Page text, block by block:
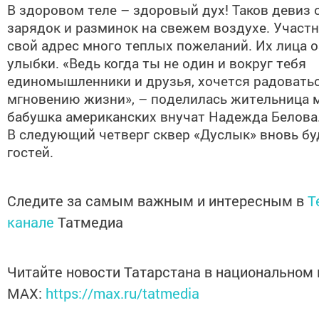
В здоровом теле – здоровый дух! Таков девиз
зарядок и разминок на свежем воздухе.
свой адрес много теплых пожеланий. Их лица
улыбки. «Ведь когда ты не один и вокруг тебя
единомышленники и друзья, хочется
мгновению жизни», – поделилась жительница
бабушка американских внучат Надежда
В следующий четверг сквер «Дуслык» вновь
гостей.
Следите за самым важным и интересным в
канале Татмедиа
Читайте новости Татарстана в
MАХ: https://max.ru/tatmedia